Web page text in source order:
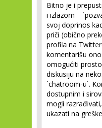
Bitno je i
i izlazom –
svoj doprinos
priči (obično
profila na
komentarišu
omogućiti
diskusiju na
´chatroom-u´.
dostupnim i
mogli
ukazati na